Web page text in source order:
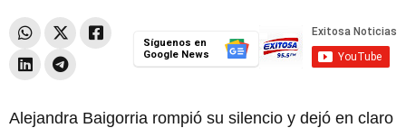
Síguenos en
Google News
Alejandra Baigorria rompió su silencio y dejó en claro